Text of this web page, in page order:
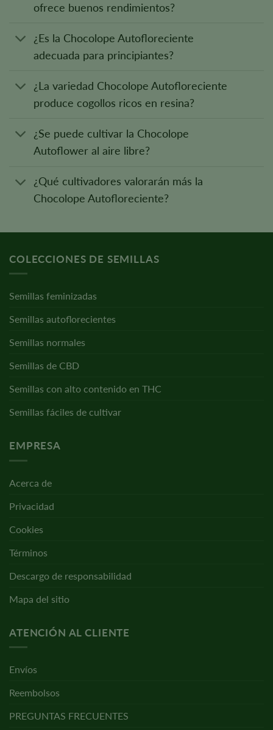
ofrece buenos rendimientos?
¿Es la Chocolope Autofloreciente
adecuada para principiantes?
¿La variedad Chocolope Autofloreciente
produce cogollos ricos en resina?
¿Se puede cultivar la Chocolope
Autoflower al aire libre?
¿Qué cultivadores valorarán más la
Chocolope Autofloreciente?
COLECCIONES DE SEMILLAS
Semillas feminizadas
Semillas autoflorecientes
Semillas normales
Semillas de CBD
Semillas con alto contenido en THC
Semillas fáciles de cultivar
EMPRESA
Acerca de
Privacidad
Cookies
Términos
Descargo de responsabilidad
Mapa del sitio
ATENCIÓN AL CLIENTE
Envíos
Reembolsos
PREGUNTAS FRECUENTES